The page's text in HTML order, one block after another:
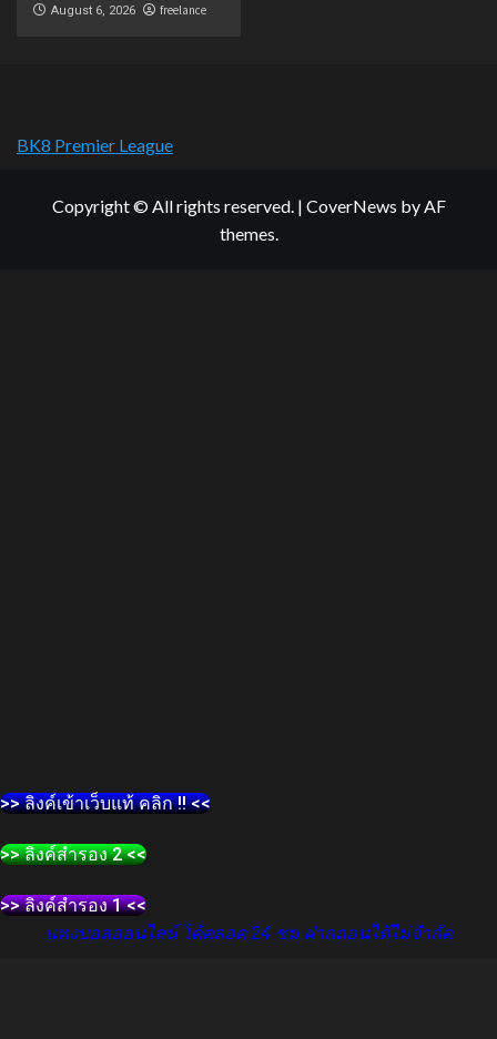
August 6, 2026 freelance
BK8 Premier League
Copyright © All rights reserved. | CoverNews by AF
themes.
>> ลิงค์เข้าเว็บแท้ คลิก !! <<
>> ลิงค์สำรอง 2 <<
>> ลิงค์สำรอง 1 <<
แทงบอลออนไลน์ ได้ตลอด 24 ชม ฝากถอนได้ไม่จำกัด